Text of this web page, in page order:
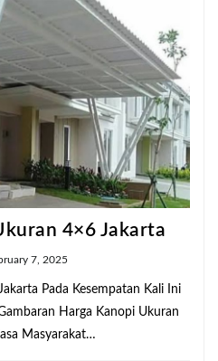
4×6 Jakarta
7, 2025
Pada Kesempatan Kali Ini
Harga Kanopi Ukuran
Masyarakat…